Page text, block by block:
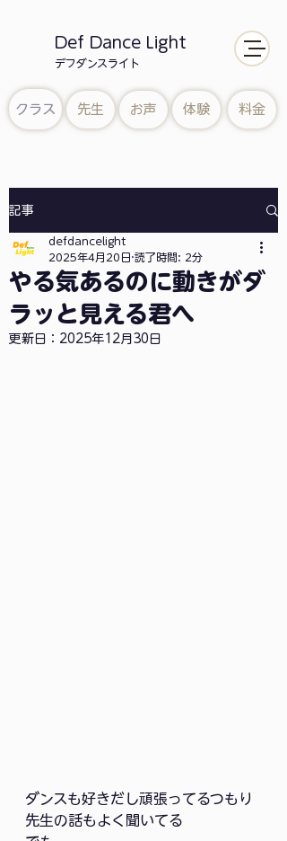
Def Dance Light
​デフダンスライト
クラス 先生 お声 体験 料金
記事
やる気あるのに動きがダ
ラッと見える君へ
defdancelight
2025年4月20日 読了時間: 2分
更新日： 2025年12月30日
ダンスも好きだし頑張ってるつもり
先生の話もよく聞いてる